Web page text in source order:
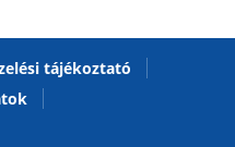
tájékoztató